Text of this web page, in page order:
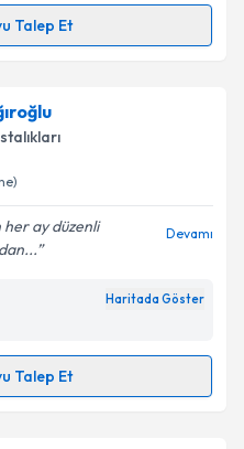
Talep Et
randevu takvimi talebi
randevu almanız için bir
ile bilgilendireceğiz.
ilişkin
Aydınlatma
verilerimin belirtilen
kabul ediyorum.
ay düzenli
Devamı
Haritada Göster
Talep Et